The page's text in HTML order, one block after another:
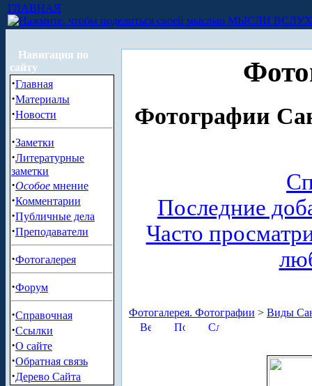
ГЛАВНАЯ
МЫСЛИ ВСЛУХ
Навигация по
сайту
·Главная
·Материалы
·Новости
·Заметки
·Литературные
заметки
·Особое мнение
·Комментарии
·Публичные дела
·Преподаватели
·Фотогалерея
·Форум
·Справочная
·Ссылки
·О сайте
·Обратная связь
·Дерево Сайта
Фотографии
Последние
Часто
Фотогалерея. Фотографии > Виды